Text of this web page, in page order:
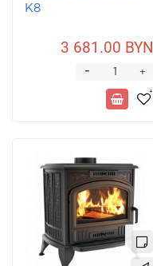
K8
3 681.00 BYN
+
-